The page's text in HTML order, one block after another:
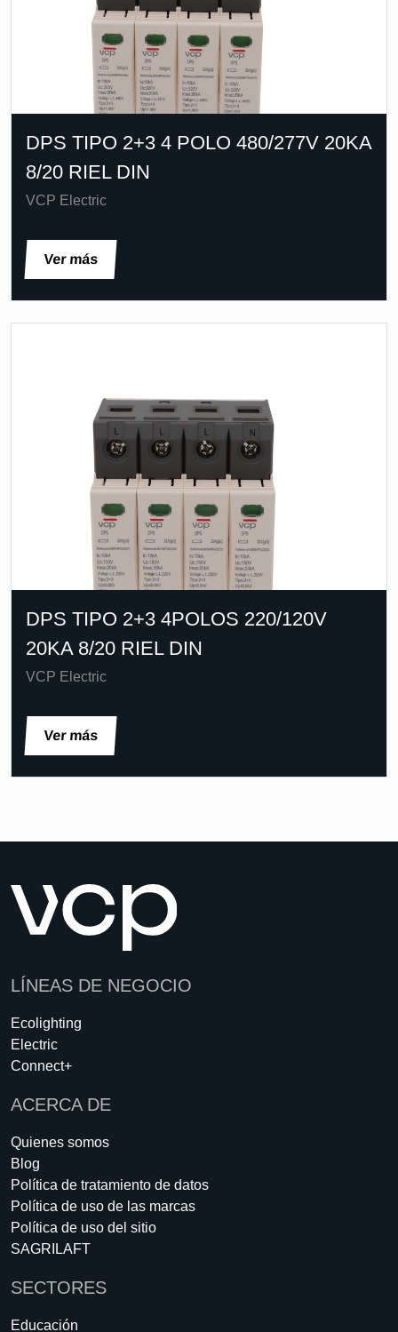
DPS TIPO 2+3 4 POLO 480/277V 20KA
8/20 RIEL DIN
VCP Electric
Ver más
DPS TIPO 2+3 4POLOS 220/120V
20KA 8/20 RIEL DIN
VCP Electric
Ver más
LÍNEAS DE NEGOCIO
Ecolighting
Electric
Connect+
ACERCA DE
Quienes somos
Blog
Política de tratamiento de datos
Política de uso de las marcas
Política de uso del sitio
SAGRILAFT
SECTORES
Educación